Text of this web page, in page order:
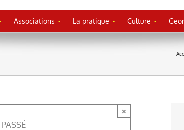
Associations La pratique Culture
×